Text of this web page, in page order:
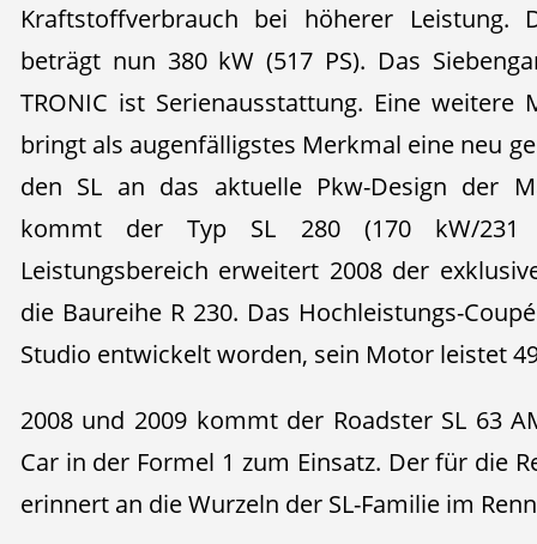
Kraftstoffverbrauch bei höherer Leistung.
beträgt nun 380 kW (517 PS). Das
TRONIC ist Serienausstattung. Eine weitere
bringt als augenfälligstes Merkmal eine neu
den SL an das aktuelle Pkw-Design der
kommt der Typ SL 280 (170 kW/231
Leistungsbereich erweitert 2008 der
die Baureihe R 230. Das Hochleistungs-
Studio entwickelt worden, sein Motor leistet
2008 und 2009 kommt der Roadster SL 63
Car in der Formel 1 zum Einsatz. Der für die
erinnert an die Wurzeln der SL-Familie im